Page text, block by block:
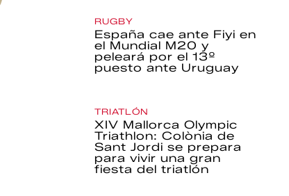
RUGBY
España cae ante Fiyi en
el Mundial M20 y
peleará por el 13º
puesto ante Uruguay
TRIATLÓN
XIV Mallorca Olympic
Triathlon: Colònia de
Sant Jordi se prepara
para vivir una gran
fiesta del triatlón